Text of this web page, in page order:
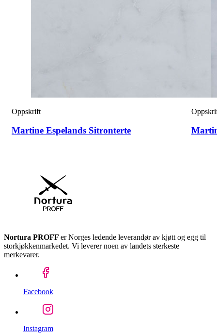
Oppskrift
Martine Espelands Sitronterte
Nortura PROFF er Norges ledende leverandør av kjøtt og egg til
storkjøkkenmarkedet. Vi leverer noen av landets sterkeste
merkevarer.
Facebook
Instagram